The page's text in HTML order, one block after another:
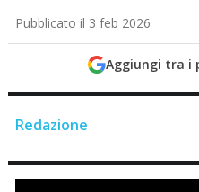
Pubblicato il 3 feb 2026
Aggiungi tra i
Redazione